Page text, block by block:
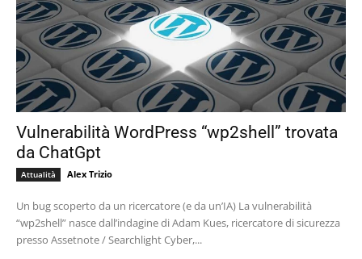
Vulnerabilità WordPress “wp2shell” trovata
da ChatGpt
Attualità Alex Trizio
Un bug scoperto da un ricercatore (e da un’IA) La vulnerabilità
“wp2shell” nasce dall’indagine di Adam Kues, ricercatore di sicurezza
presso Assetnote / Searchlight Cyber,...